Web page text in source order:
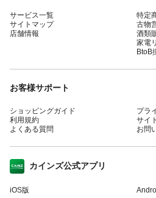
サービス一覧
サイトマップ
店舗情報
特定
古物
酒類
家電
BtoB
お客様サポート
ショッピングガイド
利用規約
よくある質問
プラ
サイ
お問
カインズ公式アプリ
iOS版